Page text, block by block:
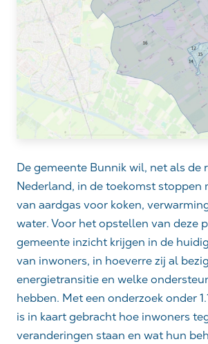
De gemeente Bunnik wil, net als de
Nederland, in de toekomst stoppen
van aardgas voor koken,
water. Voor het opstellen van deze
gemeente inzicht krijgen in de
van inwoners, in hoeverre zij al
energietransitie en welke
hebben. Met een onderzoek onder
is in kaart gebracht hoe inwoners
veranderingen staan en wat hun